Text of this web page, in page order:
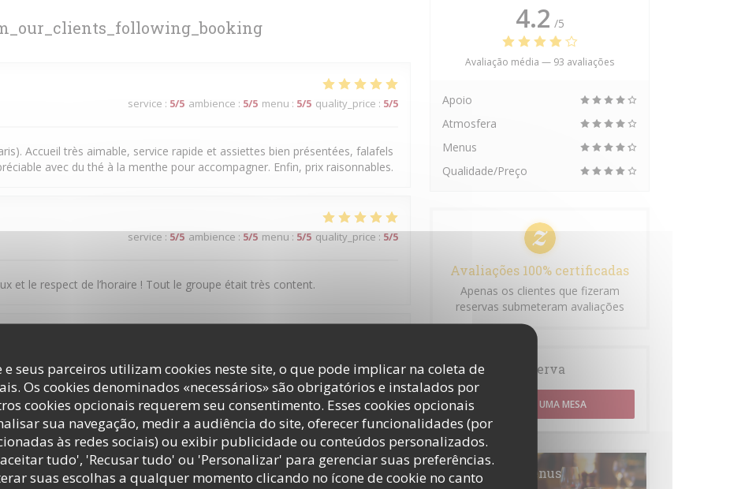
seus parceiros utilizam cookies neste site, o que pode implicar na coleta de
Os cookies denominados «necessários» são obrigatórios e instalados por
cookies opcionais requerem seu consentimento. Esses cookies opcionais
sua navegação, medir a audiência do site, oferecer funcionalidades (por
às redes sociais) ou exibir publicidade ou conteúdos personalizados.
tudo', 'Recusar tudo' ou 'Personalizar' para gerenciar suas preferências.
suas escolhas a qualquer momento clicando no ícone de cookie no canto
service : 5/5 ambience : 5/5 menu : 5/5 quality_price : 5/5
Accueil très aimable, service rapide et assiettes bien présentées, falafels
avec du thé à la menthe pour accompagner. Enfin, prix raisonnables.
service : 5/5 ambience : 5/5 menu : 5/5 quality_price : 5/5
et le respect de l’horaire ! Tout le groupe était très content.
service 3 menu 4 quality_price
4.2 /5
Avaliação média — 93 avaliações
Apoio
Atmosfera
Menus
Qualidade/Preço
Avaliações 100% certificadas
Apenas os clientes que fizeram
reservas submeteram avaliações
Reserva
RESERVAR UMA MESA
Menus